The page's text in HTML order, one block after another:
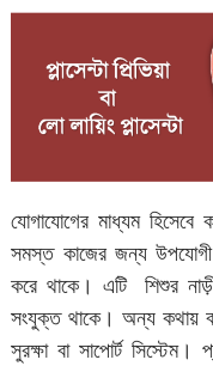
যোগাযোগের মাধ্যম
সমস্ত কাজের জন্য উপযোগী
করে থাকে। এটি শিশুর
সংযুক্ত থাকে। অন্য কথায়
সুরক্ষা বা সাপোর্ট সিস্টেম।